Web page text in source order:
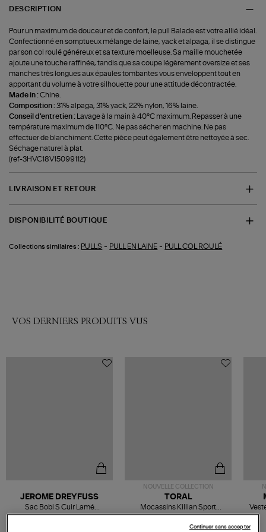
DESCRIPTION
Pour un maximum de douceur et de confort, le pull Balade est votre allié idéal.
Confectionné en somptueux mélange de laine, yack et alpaga, il se distingue
par son col roulé généreux et sa texture moelleuse. Sa maille mouchetée
ajoute une touche raffinée, tandis que sa coupe légèrement oversize et ses
manches très longues aux épaules tombantes vous enveloppent tout en
apportant du volume à votre silhouette pour une attitude décontractée.
Made in :Chine.
Composition :31% alpaga, 31% yack, 22% nylon, 16% laine.
Conseil d'entretien :
Lavage à la main à 40°C maximum. Repasser à une
température maximum de 110°C. Ne pas sécher en machine. Ne pas
effectuer de blanchiment. Cette pièce peut également être nettoyée à sec.
Séchage naturel à plat.
(ref-3HVC18V15099112)
LIVRAISON ET RETOUR
DISPONIBILITÉ BOUTIQUE
Collections similaires : PULLS - PULL EN LAINE - PULL COL ROULÉ
VOS DERNIERS PRODUITS VUS
JEROME DREYFUSS
Sac Bobi S Cuir Lamé
Champagne
NOUVELLE COLLECTION
TORAL
Mocassins Killian Sport
Mousse
Continuer sans accepter